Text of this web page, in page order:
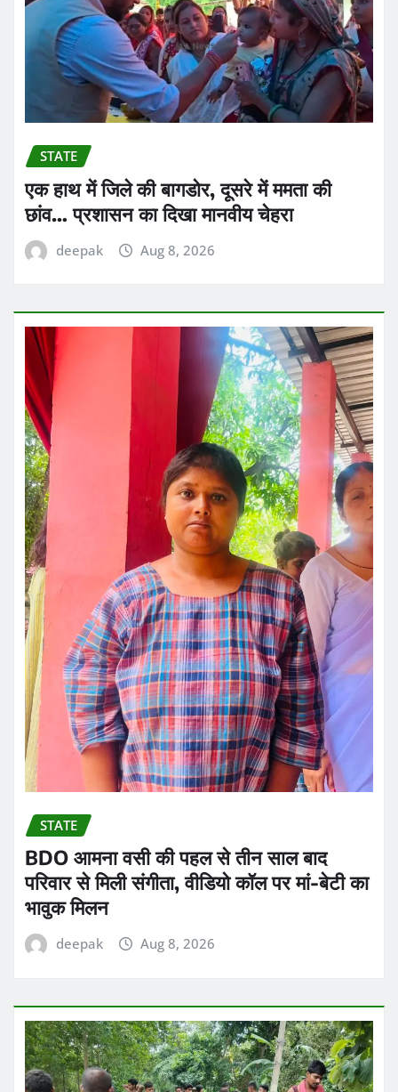
STATE
एक हाथ में जिले की बागडोर, दूसरे में ममता की
छांव… प्रशासन का दिखा मानवीय चेहरा
deepak Aug 8, 2026
STATE
BDO आमना वसी की पहल से तीन साल बाद
परिवार से मिली संगीता, वीडियो कॉल पर मां-बेटी का
भावुक मिलन
deepak Aug 8, 2026